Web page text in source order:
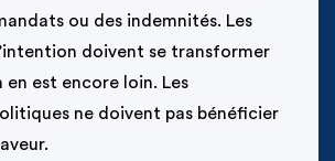
ou des indemnités. Les
doivent se transformer
est encore loin. Les
ne doivent pas bénéficier